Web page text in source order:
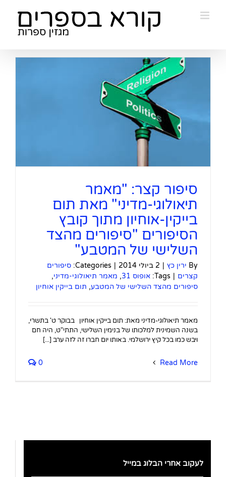
סיפור קצר: "מאמר
תיאולוגי-מדיני" מאת תום
בייקין-אוחיון מתוך קובץ
הסיפורים "סיפורים מהצד
השלישי של המטבע"
By ירין כץ | 2 ביולי 2014 |
Categories: סיפורים
קצרים |
Tags: אופוס 31 , מאמר תיאולוגי-מדיני,
סיפורים מהצד השלישי של המטבע, תום בייקין אוחיון
מאמר תיאולוגי-מדיני מאת: תום בייקין אוחיון בבוקר ט' בתשרי,
בשנה השמינית למלכותו של בנימין השלישי, התתי"ט, היה חם
ויבש כמו בכל קיץ ירושלמי. באותו יום חברו זה לזה ערב [...]
Read More
0
לעקוב אחרי הבלוג במייל